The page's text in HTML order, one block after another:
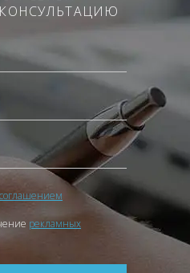
рекламных